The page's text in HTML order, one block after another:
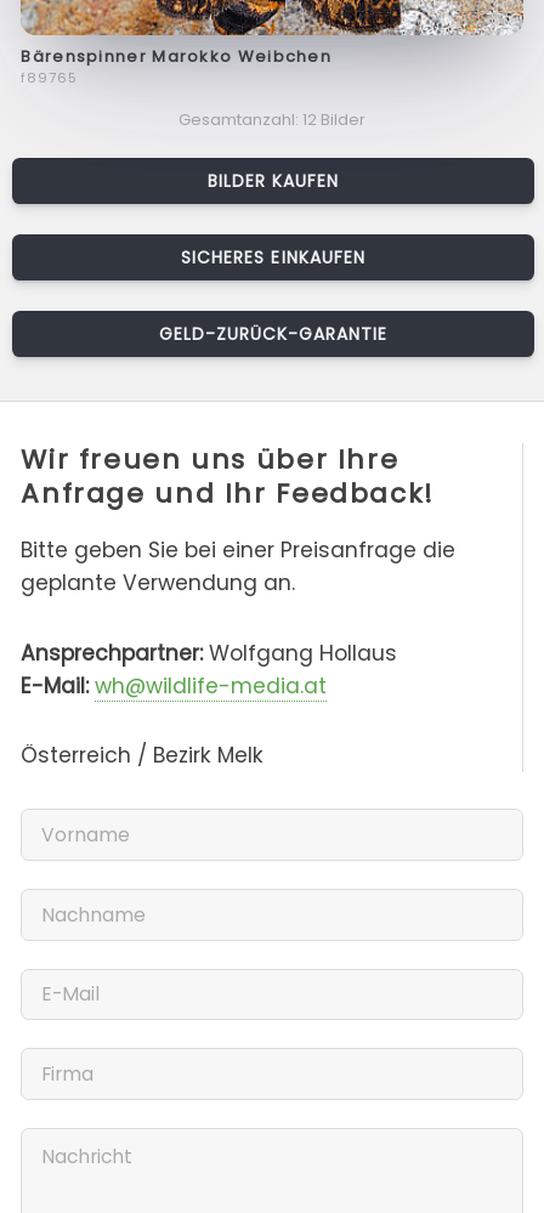
Bärenspinner Marokko Weibchen
f89765
Gesamtanzahl: 12 Bilder
BILDER KAUFEN
SICHERES EINKAUFEN
GELD-ZURÜCK-GARANTIE
Wir freuen uns über Ihre
Anfrage und Ihr Feedback!
Bitte geben Sie bei einer Preisanfrage die
geplante Verwendung an.
Ansprechpartner:Wolfgang Hollaus
E-Mail: wh@wildlife-media.at
Österreich / Bezirk Melk